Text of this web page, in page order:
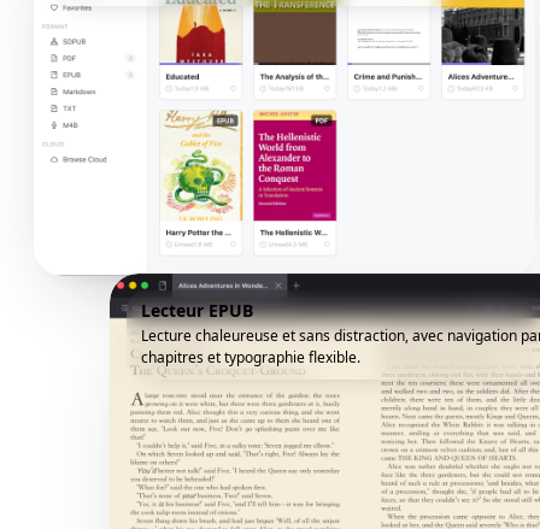
Lecteur EPUB
Lecture chaleureuse et sans distraction, avec navigation
chapitres et typographie flexible.